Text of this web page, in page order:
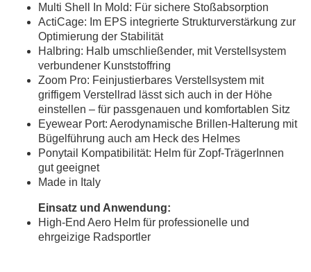
Multi Shell In Mold: Für sichere Stoßabsorption
ActiCage: Im EPS integrierte Strukturverstärkung zur
Optimierung der Stabilität
Halbring: Halb umschließender, mit Verstellsystem
verbundener Kunststoffring
Zoom Pro: Feinjustierbares Verstellsystem mit
griffigem Verstellrad lässt sich auch in der Höhe
einstellen – für passgenauen und komfortablen Sitz
Eyewear Port: Aerodynamische Brillen-Halterung mit
Bügelführung auch am Heck des Helmes
Ponytail Kompatibilität: Helm für Zopf-TrägerInnen
gut geeignet
Made in Italy
Einsatz und Anwendung:
High-End Aero Helm für professionelle und
ehrgeizige Radsportler